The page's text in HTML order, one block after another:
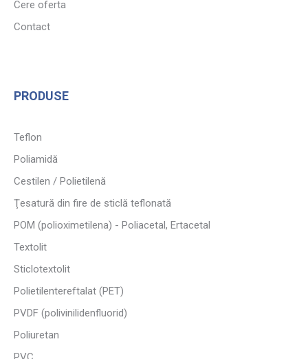
Cere oferta
Contact
PRODUSE
Teflon
Poliamidă
Cestilen / Polietilenă
Ţesatură din fire de sticlă teflonată
POM (polioximetilena) - Poliacetal, Ertacetal
Textolit
Sticlotextolit
Polietilentereftalat (PET)
PVDF (polivinilidenfluorid)
Poliuretan